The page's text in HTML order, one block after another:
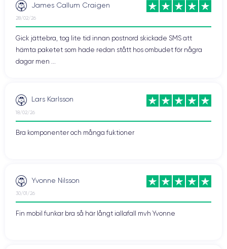
James Callum Craigen
28/02/26
Gick jättebra, tog lite tid innan postnord skickade SMS att
hämta paketet som hade redan stått hos ombudet för några
dagar men ...
Lars Karlsson
18/02/26
Bra komponenter och många fuktioner
Yvonne Nilsson
30/01/26
Fin mobil funkar bra så här långt iallafall mvh Yvonne